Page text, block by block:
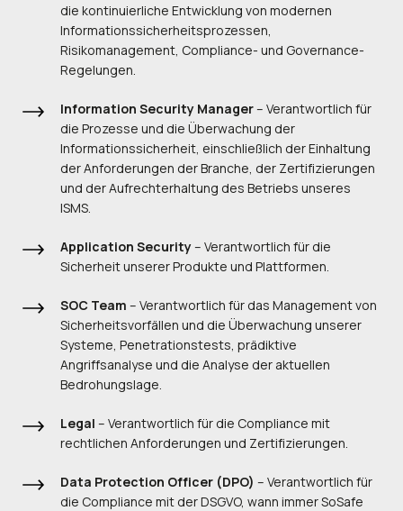
die kontinuierliche Entwicklung von modernen
Informationssicherheitsprozessen,
Risikomanagement, Compliance- und Governance-
Regelungen.
Information Security Manager– Verantwortlich für
die Prozesse und die Überwachung der
Informationssicherheit, einschließlich der Einhaltung
der Anforderungen der Branche, der Zertifizierungen
und der Aufrechterhaltung des Betriebs unseres
ISMS.
Application Security– Verantwortlich für die
Sicherheit unserer Produkte und Plattformen.
SOC Team – Verantwortlich für das Management von
Sicherheitsvorfällen und die Überwachung unserer
Systeme, Penetrationstests, prädiktive
Angriffsanalyse und die Analyse der aktuellen
Bedrohungslage.
Legal – Verantwortlich für die Compliance mit
rechtlichen Anforderungen und Zertifizierungen.
Data Protection Officer (DPO) – Verantwortlich für
die Compliance mit der DSGVO, wann immer SoSafe